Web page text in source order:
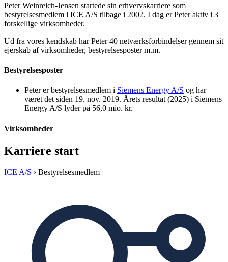
Peter Weinreich-Jensen startede sin erhvervskarriere som
bestyrelsesmedlem i ICE A/S tilbage i 2002. I dag er Peter aktiv i 3
forskellige virksomheder.
Ud fra vores kendskab har Peter 40 netværksforbindelser gennem sit
ejerskab af virksomheder, bestyrelsesposter m.m.
Bestyrelsesposter
Peter er bestyrelsesmedlem i Siemens Energy A/S og har
været det siden 19. nov. 2019. Årets resultat (2025) i Siemens
Energy A/S lyder på 56,0 mio. kr.
Virksomheder
Karriere start
ICE A/S › Bestyrelsesmedlem